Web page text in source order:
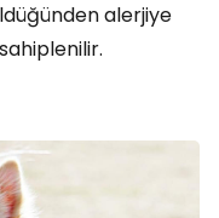
alerjiye